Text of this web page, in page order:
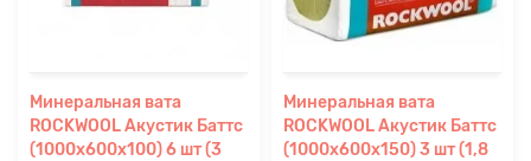
Минеральная вата
ROCKWOOL Акустик Баттс
(1000х600х100) 6 шт (3
Минеральная вата
ROCKWOOL Акустик Баттс
(1000х600х150) 3 шт (1,8